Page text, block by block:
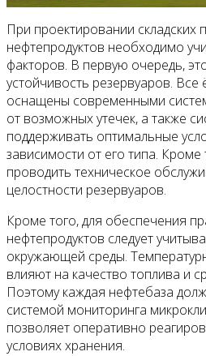
При проектировании складских
нефтепродуктов необходимо
факторов. В первую очередь,
устойчивость резервуаров.
оснащены современными
от возможных утечек, а также
поддерживать оптимальные
зависимости от его типа. Кроме
проводить техническое
целостности резервуаров.
Кроме того, для обеспечения
нефтепродуктов следует
окружающей среды.
влияют на качество топлива и
Поэтому каждая нефтебаза
системой мониторинга
позволяет оперативно
условиях хранения.